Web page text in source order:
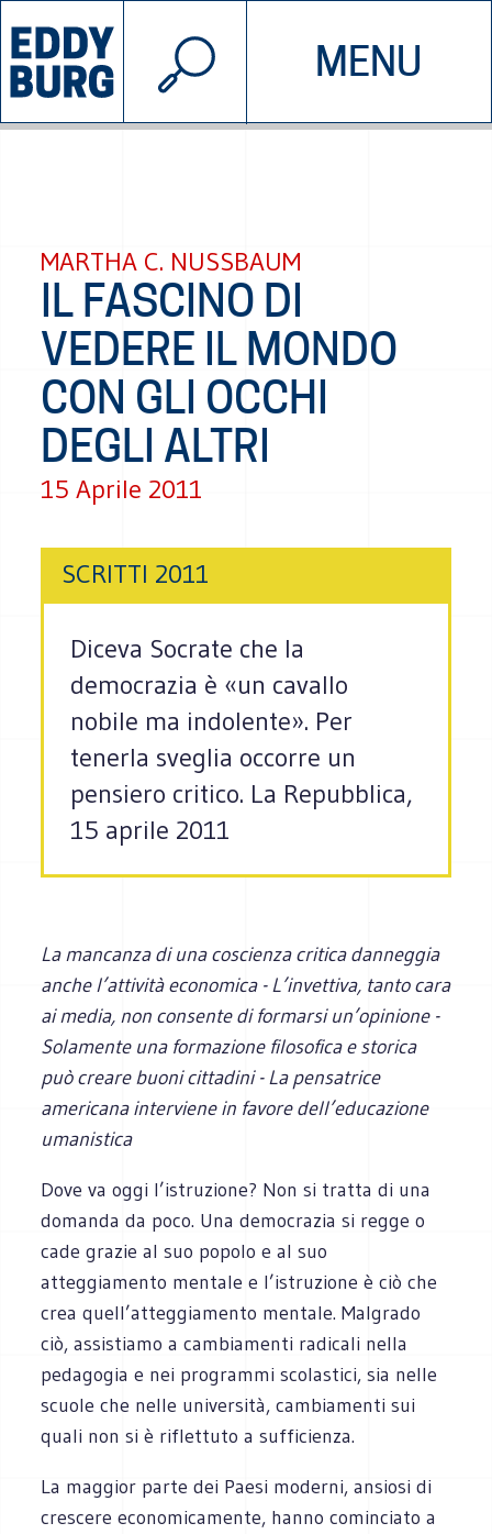
MENU
INIZIATIVE CHI SIAMO
© 2026 EDDYBURG
MARTHA C. NUSSBAUM
IL FASCINO DI
VEDERE IL MONDO
CON GLI OCCHI
DEGLI ALTRI
15 Aprile 2011
SCRITTI 2011
Diceva Socrate che la
democrazia è «un cavallo
nobile ma indolente». Per
tenerla sveglia occorre un
pensiero critico. La Repubblica,
15 aprile 2011
La mancanza di una coscienza critica danneggia
anche l’attività economica - L’invettiva, tanto cara
ai media, non consente di formarsi un’opinione -
Solamente una formazione filosofica e storica
può creare buoni cittadini - La pensatrice
americana interviene in favore dell’educazione
umanistica
Dove va oggi l’istruzione? Non si tratta di una
domanda da poco. Una democrazia si regge o
cade grazie al suo popolo e al suo
atteggiamento mentale e l’istruzione è ciò che
crea quell’atteggiamento mentale. Malgrado
ciò, assistiamo a cambiamenti radicali nella
pedagogia e nei programmi scolastici, sia nelle
scuole che nelle università, cambiamenti sui
quali non si è riflettuto a sufficienza.
La maggior parte dei Paesi moderni, ansiosi di
crescere economicamente, hanno cominciato a